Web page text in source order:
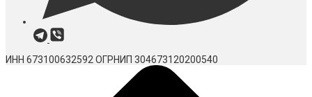
ИНН 673100632592 ОГРНИП 304673120200540